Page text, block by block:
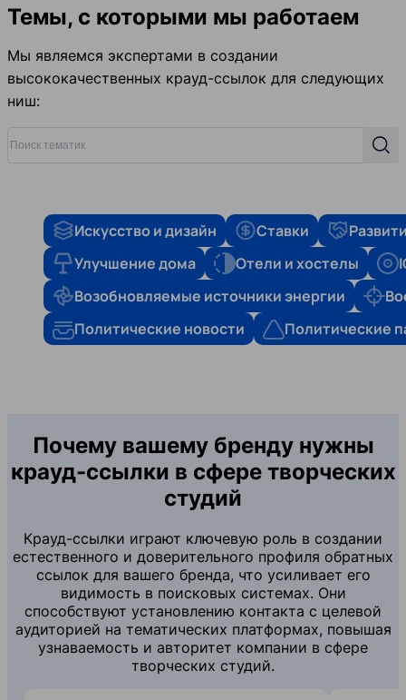
Темы, с которыми мы работаем
Мы являемся экспертами в создании
высококачественных крауд-ссылок для следующих
ниш:
Искусство и дизайн Ставки
Улучшение дома
Отели и хостелы
Возобновляемые источники энергии
Политические новости
Политические
Почему вашему бренду нужны
крауд-ссылки в сфере творческих
студий
Крауд-ссылки играют ключевую роль в создании
естественного и доверительного профиля обратных
ссылок для вашего бренда, что усиливает его
видимость в поисковых системах. Они
способствуют установлению контакта с целевой
аудиторией на тематических платформах, повышая
узнаваемость и авторитет компании в сфере
творческих студий.